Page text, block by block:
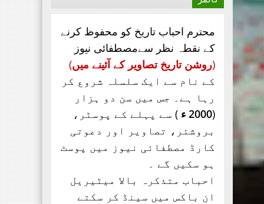
جناب سعید احمد چشتی
ڈویژنل صدر مصطفائی
تحریک ساہیوال کی مبارکباد
انجمن طلباء اسلام کی
موجودہ مرکزی قیادت
مبارکباد کی مستحق ہے۔ کہ
جنہوں نے حیی علی الفلاح،
محترم احباب تاریخ کو محفوظ کرنے
کے نقطہ نظر سےمصطفائی نیوز
(روشن تاریخ تصاویر کے آئینے میں)
کے نام سے ایک سلسلہ شروع کر
رہا ہے۔ جس میں سن دو ہزار
(2000 ء
) سے پہلے کے پوسٹر،
بروشئر، تصاویر اور دعوتی
کارڈ مصطفائی نیوز میں پوسٹ
ہو سکیں گے ۔
احباب متذکرہ بالا میٹیریل
ان باکس میں سینڈ کر سکتے